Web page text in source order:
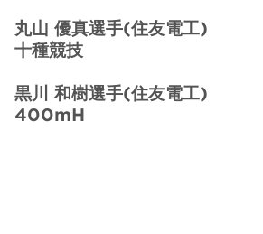
丸山 優真選手(住友電工)
十種競技
黒川 和樹選手(住友電工)
400mH